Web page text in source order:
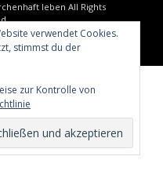
verwendet Cookies.
stimmst du der
zur Kontrolle von
leben All Rights
Themes